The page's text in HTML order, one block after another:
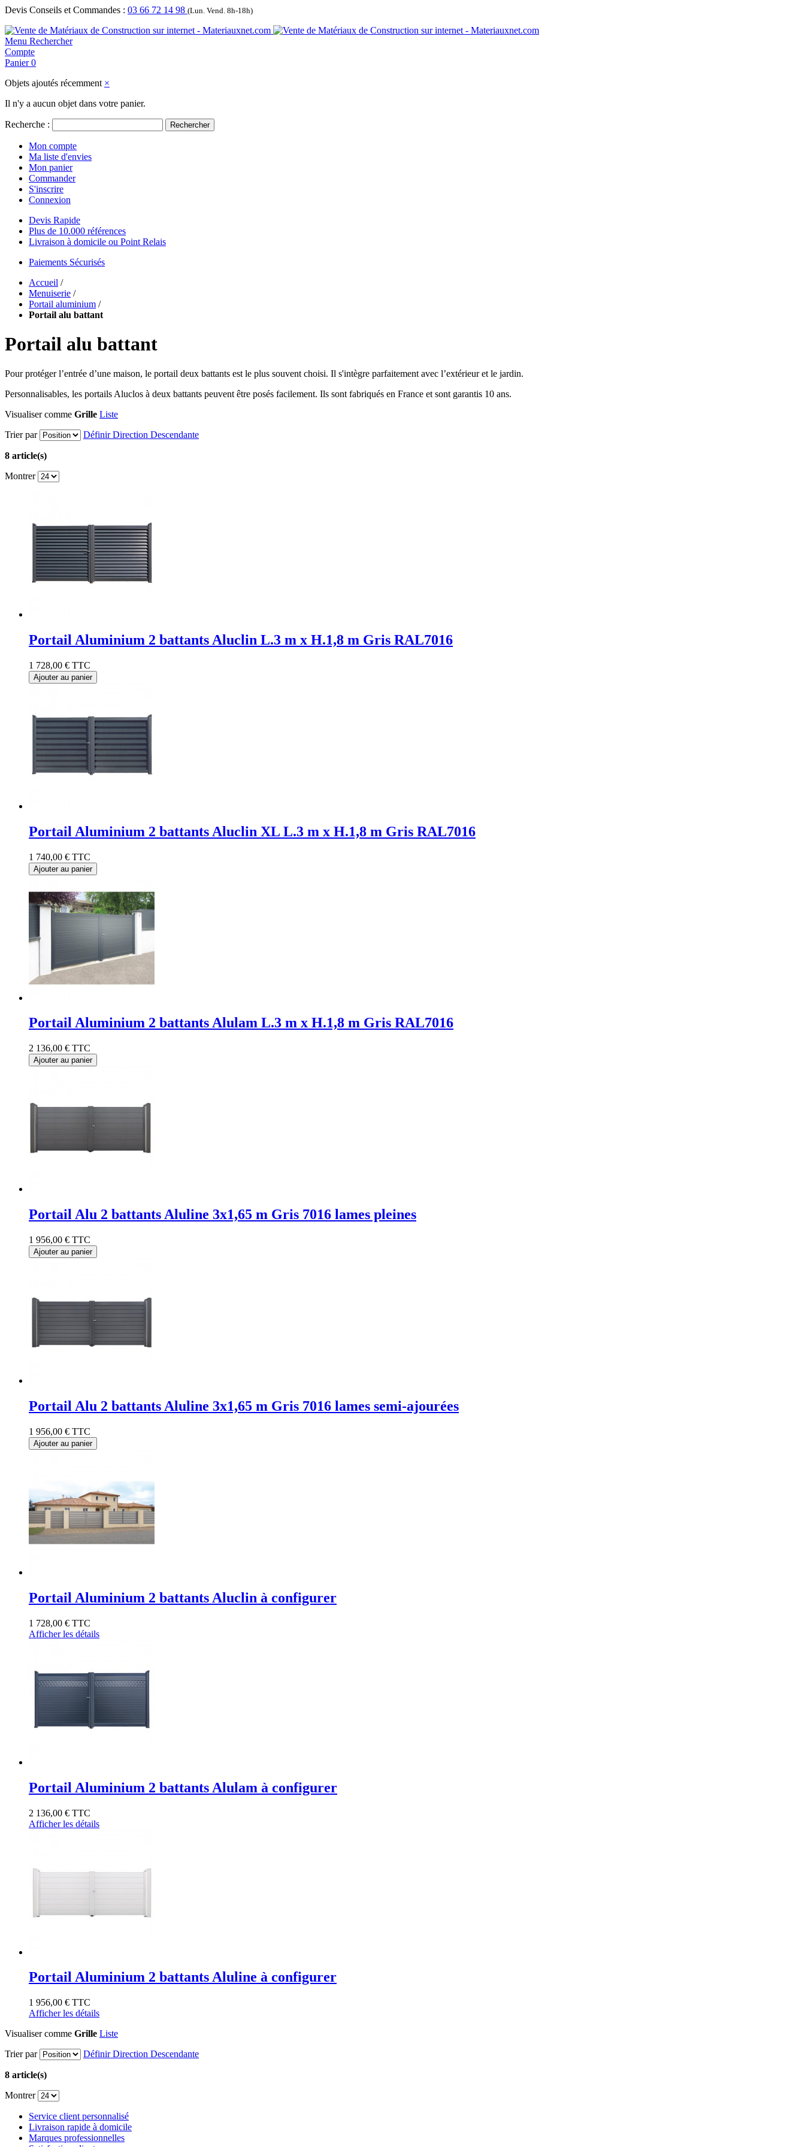
Devis Conseils et Commandes : 03 66 72 14 98 (Lun. Vend. 8h-18h)
Menu Rechercher
Compte
Panier 0
Objets ajoutés récemment ×
Il n'y a aucun objet dans votre panier.
Recherche : Rechercher
Mon compte
Ma liste d'envies
Mon panier
Commander
S'inscrire
Connexion
Devis Rapide
Plus de 10.000 références
Livraison à domicile ou Point Relais
Paiements Sécurisés
Accueil /
Menuiserie /
Portail aluminium /
Portail alu battant
Portail alu battant
Pour protéger l’entrée d’une maison, le portail deux battants est le plus souvent choisi. Il s'intègre parfaitement avec l’extérieur et le jardin.
Personnalisables, les portails Aluclos à deux battants peuvent être posés facilement. Ils sont fabriqués en France et sont garantis 10 ans.
Visualiser comme Grille Liste
Trier par
Définir Direction Descendante
8 article(s)
Montrer
Portail Aluminium 2 battants Aluclin L.3 m x H.1,8 m Gris RAL7016
1 728,00 € TTC
Ajouter au panier
Portail Aluminium 2 battants Aluclin XL L.3 m x H.1,8 m Gris RAL7016
1 740,00 € TTC
Ajouter au panier
Portail Aluminium 2 battants Alulam L.3 m x H.1,8 m Gris RAL7016
2 136,00 € TTC
Ajouter au panier
Portail Alu 2 battants Aluline 3x1,65 m Gris 7016 lames pleines
1 956,00 € TTC
Ajouter au panier
Portail Alu 2 battants Aluline 3x1,65 m Gris 7016 lames semi-ajourées
1 956,00 € TTC
Ajouter au panier
Portail Aluminium 2 battants Aluclin à configurer
1 728,00 € TTC
Afficher les détails
Portail Aluminium 2 battants Alulam à configurer
2 136,00 € TTC
Afficher les détails
Portail Aluminium 2 battants Aluline à configurer
1 956,00 € TTC
Afficher les détails
Visualiser comme Grille Liste
Trier par
Définir Direction Descendante
8 article(s)
Montrer
Service client personnalisé
Livraison rapide à domicile
Marques professionnelles